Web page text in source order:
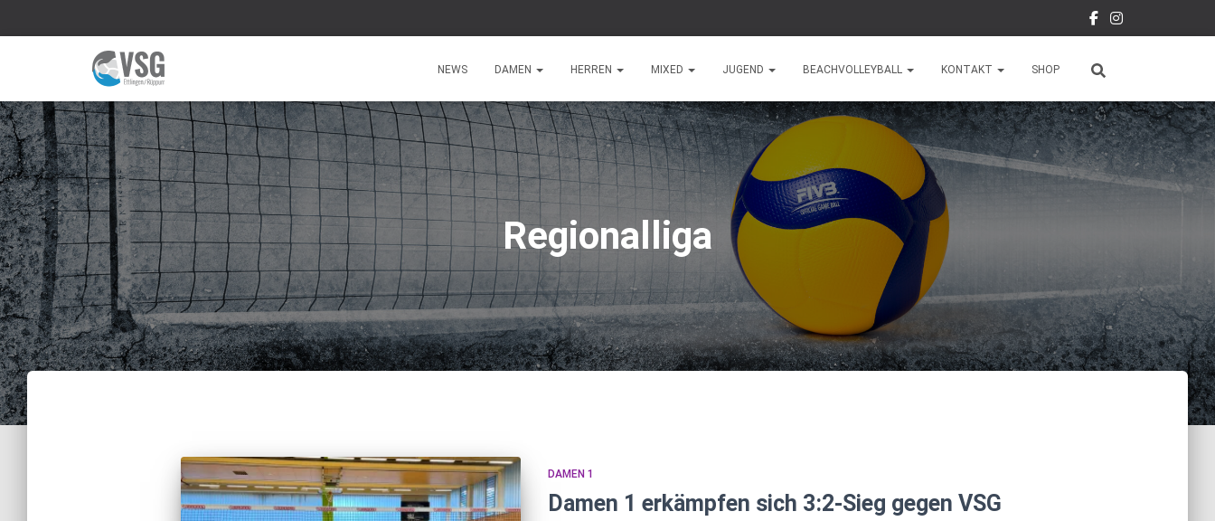
NEWS DAMEN HERREN MIXED JUGEND BEACHVOLLEYBALL KONTAKT SHOP
Regionalliga
DAMEN 1
Damen 1 erkämpfen sich 3:2-Sieg gegen VSG